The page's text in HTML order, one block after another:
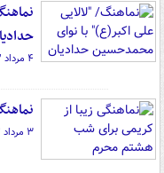
۴ مرداد ۰۲ - ۰۳:۱۸
۳ مرداد ۰۲ - ۲۳:۲۹